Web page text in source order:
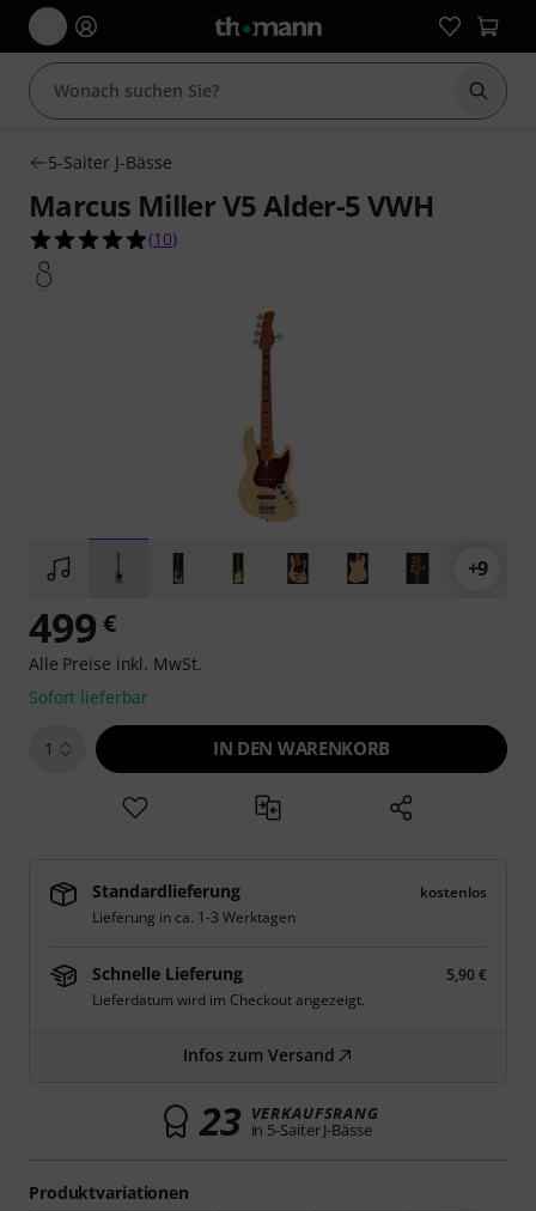
Suche
5-Saiter J-Bässe
Marcus Miller V5 Alder-5 VWH
4.9 von 5 Sternen aus 10 Kundenbewertungen
(10)
+9
Produktvariationen
499 €
Alle Preise inkl. MwSt.
Sofort lieferbar
1 IN DEN WARENKORB
Standardlieferung
kostenlos
Lieferung in ca. 1-3 Werktagen
Schnelle Lieferung
5,90 €
Lieferdatum wird im Checkout angezeigt.
Infos zum Versand
23 VERKAUFSRANG
in 5-Saiter J-Bässe